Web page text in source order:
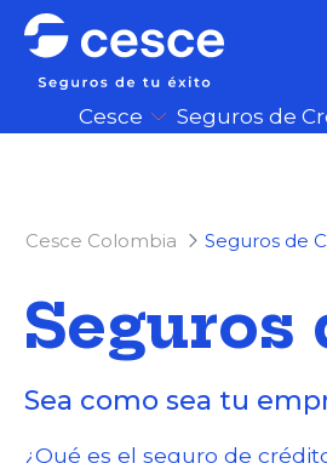
Cesce Seguros de
Cesce Colombia Seguros de
Seguros
Sea como sea tu
¿Qué es el seguro de